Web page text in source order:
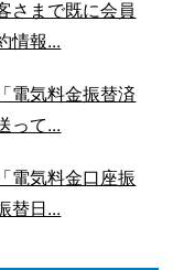
さまで既に会員
情報...
電気料金振替済
って...
電気料金口座振
替日...